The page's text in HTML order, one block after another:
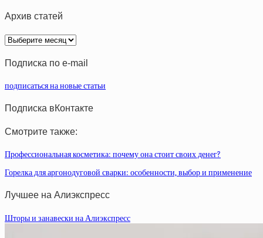
Архив статей
Архив
статей
Подписка по e-mail
подписаться на новые статьи
Подписка вКонтакте
Смотрите также:
Профессиональная косметика: почему она стоит своих денег?
Горелка для аргонодуговой сварки: особенности, выбор и применение
Лучшее на Алиэкспресс
Шторы и занавески на Алиэкспресс